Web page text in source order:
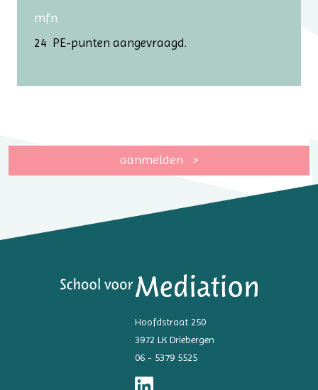
mfn
24 PE-punten aangevraagd.
aanmelden
Hoofdstraat 250
3972 LK Driebergen
06 - 5379 5525